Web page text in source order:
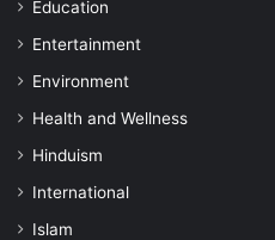
Education
Entertainment
Environment
Health and Wellness
Hinduism
International
Islam